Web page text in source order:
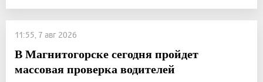
11:55, 7 авг 2026
В Магнитогорске сегодня пройдет
массовая проверка водителей